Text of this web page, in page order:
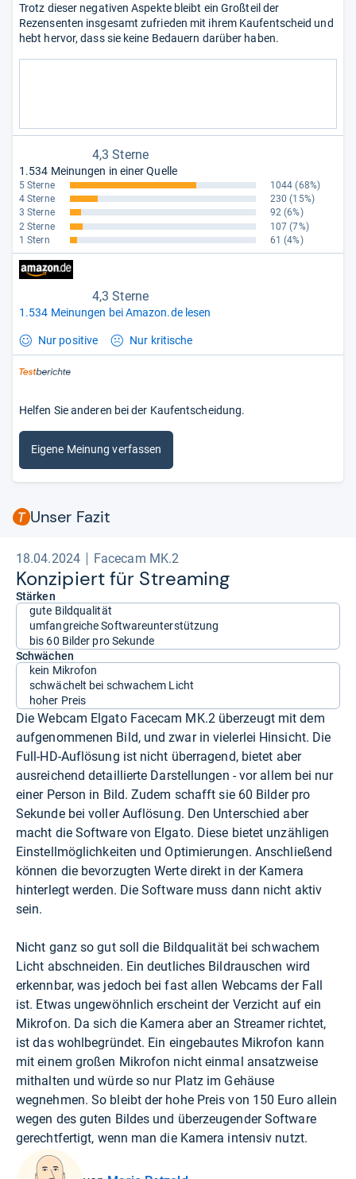
Trotz dieser negativen Aspekte bleibt ein Großteil der
Rezensenten insgesamt zufrieden mit ihrem Kaufentscheid und
hebt hervor, dass sie keine Bedauern darüber haben.
4,3 Sterne
1.534 Meinungen in einer Quelle
5 Sterne 1044 (68%)
4 Sterne
230 (15%)
3 Sterne
92 (6%)
2 Sterne
107 (7%)
1 Stern
61 (4%)
4,3 Sterne
1.534 Meinungen bei Amazon.de lesen
Nur positive Nur kritische
Helfen Sie anderen bei der Kaufentscheidung.
Eigene Meinung verfassen
Unser Fazit
18.04.2024 Facecam MK.2
Kon­zi­piert für Stre­a­ming
Stärken
gute Bildqualität
umfangreiche Softwareunterstützung
bis 60 Bilder pro Sekunde
Schwächen
kein Mikrofon
schwächelt bei schwachem Licht
hoher Preis
Die Webcam Elgato Facecam MK.2 überzeugt mit dem
aufgenommenen Bild, und zwar in vielerlei Hinsicht. Die
Full-HD-Auflösung ist nicht überragend, bietet aber
ausreichend detaillierte Darstellungen - vor allem bei nur
einer Person in Bild. Zudem schafft sie 60 Bilder pro
Sekunde bei voller Auflösung. Den Unterschied aber
macht die Software von Elgato. Diese bietet unzähligen
Einstellmöglichkeiten und Optimierungen. Anschließend
können die bevorzugten Werte direkt in der Kamera
hinterlegt werden. Die Software muss dann nicht aktiv
sein.
Nicht ganz so gut soll die Bildqualität bei schwachem
Licht abschneiden. Ein deutliches Bildrauschen wird
erkennbar, was jedoch bei fast allen Webcams der Fall
ist. Etwas ungewöhnlich erscheint der Verzicht auf ein
Mikrofon. Da sich die Kamera aber an Streamer richtet,
ist das wohlbegründet. Ein eingebautes Mikrofon kann
mit einem großen Mikrofon nicht einmal ansatzweise
mithalten und würde so nur Platz im Gehäuse
wegnehmen. So bleibt der hohe Preis von 150 Euro allein
wegen des guten Bildes und überzeugender Software
gerechtfertigt, wenn man die Kamera intensiv nutzt.